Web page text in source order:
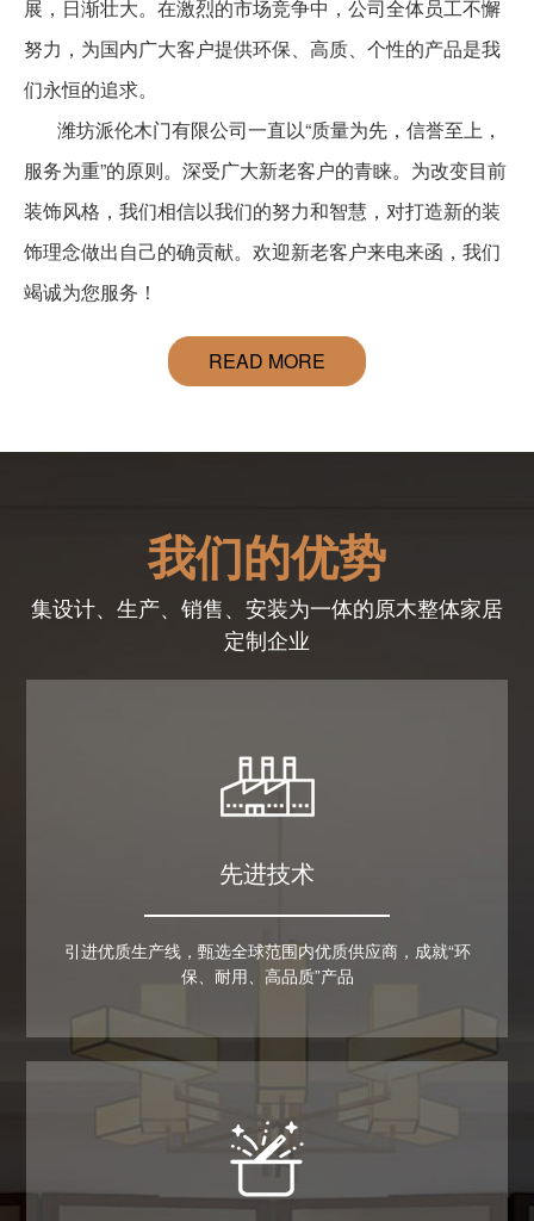
书柜
书柜
木门
木门
木门 木门
展，日渐壮大。在激烈的市场竞争中，公司全体员工不懈
努力，为国内广大客户提供环保、高质、个性的产品是我
们永恒的追求。
潍坊派伦木门有限公司一直以“质量为先，信誉至上，
服务为重”的原则。深受广大新老客户的青睐。为改变目前
装饰风格，我们相信以我们的努力和智慧，对打造新的装
饰理念做出自己的确贡献。欢迎新老客户来电来函，我们
竭诚为您服务！
READ MORE
我们的优势
集设计、生产、销售、安装为一体的原木整体家居
定制企业
先进技术
引进优质生产线，甄选全球范围内优质供应商，成就“环
保、耐用、高品质”产品